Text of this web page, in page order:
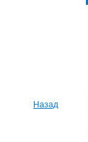
Назад